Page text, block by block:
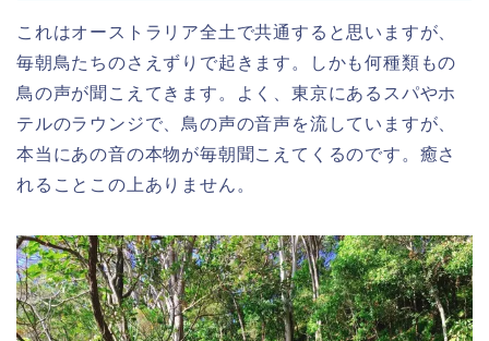
これはオーストラリア全土で共通すると思いますが、
毎朝鳥たちのさえずりで起きます。しかも何種類もの
鳥の声が聞こえてきます。よく、東京にあるスパやホ
テルのラウンジで、鳥の声の音声を流していますが、
本当にあの音の本物が毎朝聞こえてくるのです。癒さ
れることこの上ありません。